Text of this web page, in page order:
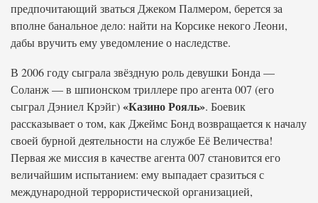
предпочитающий зваться Джеком Палмером, берется за
вполне банальное дело: найти на Корсике некого Леони,
дабы вручить ему уведомление о наследстве.
В 2006 году сыграла звёздную роль девушки Бонда —
Соланж — в шпионском триллере про агента 007 (его
сыграл Дэниел Крэйг)«Казино Рояль». Боевик
рассказывает о том, как Джеймс Бонд возвращается к началу
своей бурной деятельности на службе Её Величества!
Первая же миссия в качестве агента 007 становится его
величайшим испытанием: ему выпадает сразиться с
международной террористической организацией,